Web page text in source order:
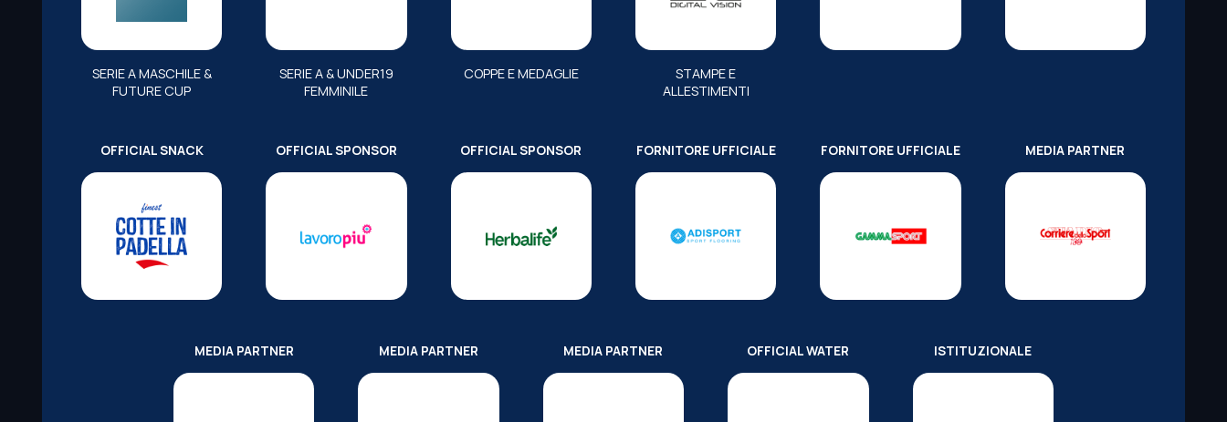
SERIE A MASCHILE &
FUTURE CUP
SERIE A & UNDER19
FEMMINILE
COPPE E MEDAGLIE
STAMPE E
ALLESTIMENTI
OFFICIAL SNACK OFFICIAL SPONSOR OFFICIAL SPONSOR FORNITORE UFFICIALE FORNITORE UFFICIALE MEDIA PARTNER
MEDIA PARTNER MEDIA PARTNER MEDIA PARTNER OFFICIAL WATER ISTITUZIONALE